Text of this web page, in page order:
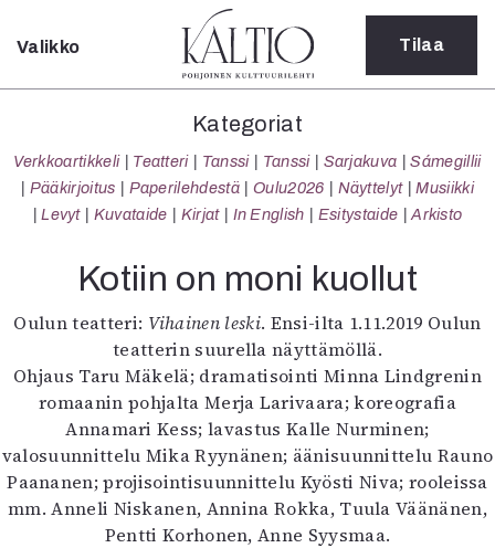
Sulje
Kategoriat
Verkkoartikkeli
Teatteri
Tanssi
Sámegillii
Pääkirjoitus
Paperilehdestä
Oulu2026
Näyttelyt
Musiikki
Levyt
Kuvataide
Kirjat
In English
Valikko Tilaa
Kategoriat
Verkkoartikkeli Teatteri Tanssi Tanssi Sarjakuva
Sámegillii
Pääkirjoitus
Paperilehdestä Oulu2026 Näyttelyt
Musiikki
Levyt
Kuvataide Kirjat In English Esitystaide Arkisto
Kotiin on moni kuollut
Oulun teatteri: Vihainen leski. Ensi-ilta 1.11.2019 Oulun
teatterin suurella näyttämöllä.
Ohjaus Taru Mäkelä; dramatisointi Minna Lindgrenin
romaanin pohjalta Merja Larivaara; koreografia
Annamari Kess; lavastus Kalle Nurminen;
valosuunnittelu Mika Ryynänen; äänisuunnittelu Rauno
Paananen; projisointisuunnittelu Kyösti Niva; rooleissa
mm. Anneli Niskanen, Annina Rokka, Tuula Väänänen,
Pentti Korhonen, Anne Syysmaa.